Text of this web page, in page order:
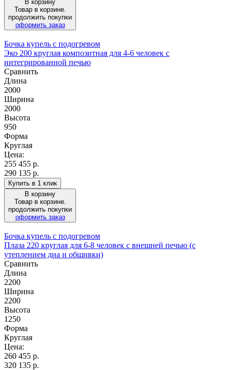
В корзину
Товар в корзине.
продолжить покупки
оформить заказ
Бочка купель с подогревом
Эко 200 круглая композитная для 4-6 человек с
интегрированной печью
Сравнить
Длина
2000
Ширина
2000
Высота
950
Форма
Круглая
Цена:
255 455 р.
290 135 р.
Купить в 1 клик
В корзину
Товар в корзине.
продолжить покупки
оформить заказ
Бочка купель с подогревом
Плаза 220 круглая для 6-8 человек с внешней печью (с
утеплением дна и обшивки)
Сравнить
Длина
2200
Ширина
2200
Высота
1250
Форма
Круглая
Цена:
260 455 р.
320 135 р.